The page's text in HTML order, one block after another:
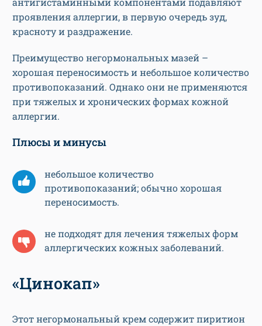
проявления аллергии, в первую очередь зуд,
красноту и раздражение.
Преимущество негормональных мазей –
хорошая переносимость и небольшое количество
противопоказаний. Однако они не применяются
при тяжелых и хронических формах кожной
аллергии.
Плюсы и минусы
небольшое количество
противопоказаний; обычно хорошая
переносимость.
не подходят для лечения тяжелых форм
аллергических кожных заболеваний.
«Цинокап»
Этот негормональный крем содержит пиритион